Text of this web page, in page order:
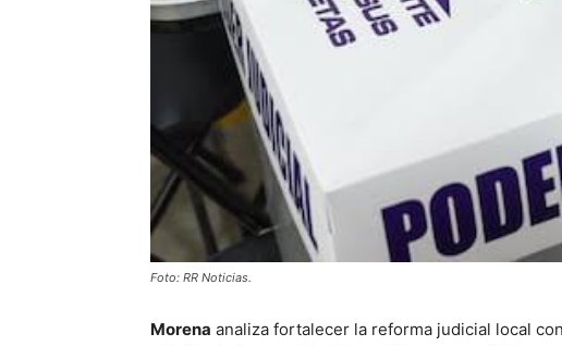
Foto: RR Noticias.
Morena analiza fortalecer la reforma judicial local